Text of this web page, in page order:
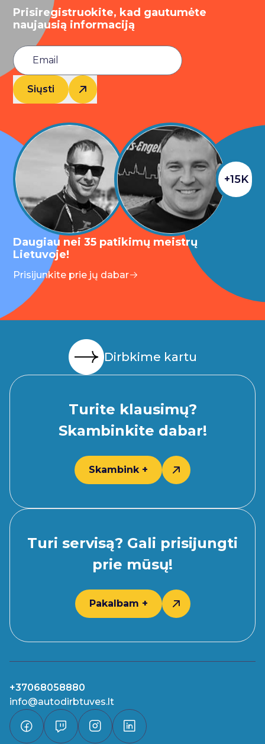
Prisiregistruokite, kad gautumėte
naujausią informaciją
Siųsti
+15K
Daugiau nei 35 patikimų meistrų
Lietuvoje!
Prisijunkite prie jų dabar
Dirbkime kartu
Turite klausimų?
Skambinkite dabar!
Skambink +
Turi servisą? Gali prisijungti
prie mūsų!
Pakalbam +
+37068058880
info@autodirbtuves.lt